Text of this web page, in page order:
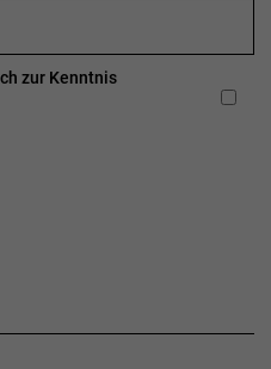
zur Kenntnis